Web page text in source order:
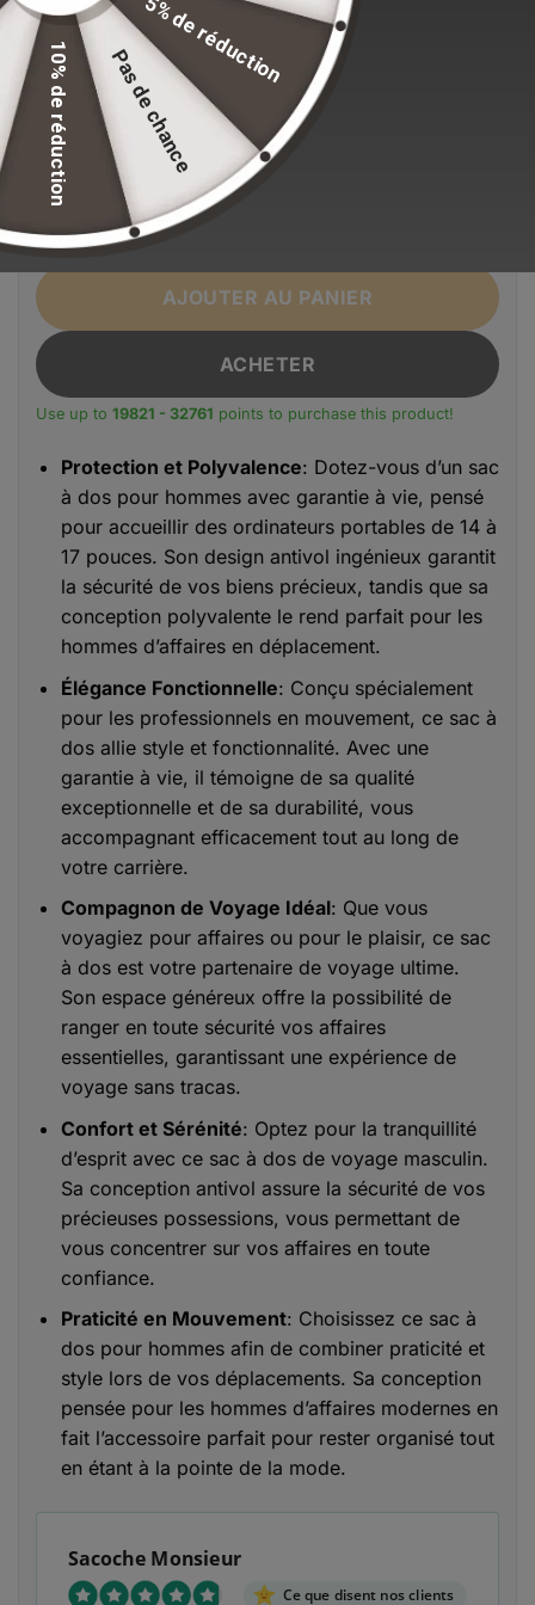
Couleur
Noir
EFFACER LA SÉLECTION
quantité de Sac à dos business antivol
AJOUTER AU PANIER
ACHETER
Use up to 19821 - 32761 points to purchase this product!
Alternative:
Protection et Polyvalence: Dotez-vous d’un sac
à dos pour hommes avec garantie à vie, pensé
pour accueillir des ordinateurs portables de 14 à
17 pouces. Son design antivol ingénieux garantit
la sécurité de vos biens précieux, tandis que sa
conception polyvalente le rend parfait pour les
hommes d’affaires en déplacement.
Élégance Fonctionnelle: Conçu spécialement
pour les professionnels en mouvement, ce sac à
dos allie style et fonctionnalité. Avec une
garantie à vie, il témoigne de sa qualité
exceptionnelle et de sa durabilité, vous
accompagnant efficacement tout au long de
votre carrière.
Compagnon de Voyage Idéal: Que vous
voyagiez pour affaires ou pour le plaisir, ce sac
à dos est votre partenaire de voyage ultime.
Son espace généreux offre la possibilité de
ranger en toute sécurité vos affaires
essentielles, garantissant une expérience de
voyage sans tracas.
Confort et Sérénité: Optez pour la tranquillité
d’esprit avec ce sac à dos de voyage masculin.
Sa conception antivol assure la sécurité de vos
précieuses possessions, vous permettant de
vous concentrer sur vos affaires en toute
confiance.
Praticité en Mouvement: Choisissez ce sac à
dos pour hommes afin de combiner praticité et
style lors de vos déplacements. Sa conception
pensée pour les hommes d’affaires modernes en
fait l’accessoire parfait pour rester organisé tout
en étant à la pointe de la mode.
Sacoche Monsieur
Ce que disent nos clients
5% de réduction
Pas de chance
10% de réduction